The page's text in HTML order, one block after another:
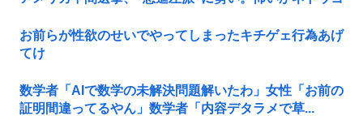
お前らが性欲のせいでやってしまったキチゲェ行為あげ
てけ
数学者「AIで数学の未解決問題解いたわ」女性「お前の
証明間違ってるやん」数学者「内容デタラメで草...